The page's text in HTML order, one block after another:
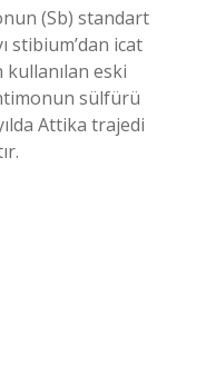
(Sb) standart
stibium’dan icat
eski
sülfürü
Attika trajedi